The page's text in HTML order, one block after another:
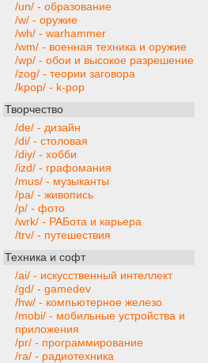
/un/ - образование
/w/ - оружие
/wh/ - warhammer
/wm/ - военная техника и оружие
/wp/ - обои и высокое разрешение
/zog/ - теории заговора
/kpop/ - k-pop
Творчество
/de/ - дизайн
/di/ - столовая
/diy/ - хобби
/izd/ - графомания
/mus/ - музыканты
/pa/ - живопись
/p/ - фото
/wrk/ - РАБота и карьера
/trv/ - путешествия
Техника и софт
/ai/ - искусственный интеллект
/gd/ - gamedev
/hw/ - компьютерное железо
/mobi/ - мобильные устройства и
приложения
/pr/ - программирование
/ra/ - радиотехника